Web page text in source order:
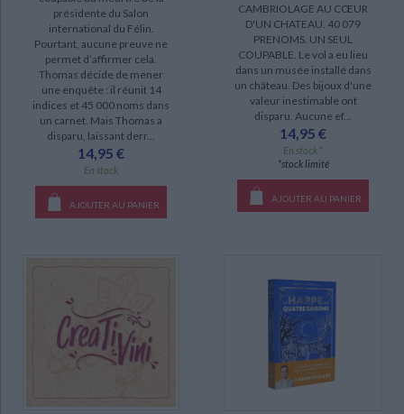
logiciel-educatif (9)
papeterie (4)
jeu (3)
SÉRIE
Dungeon crawl classics (16)
Perfectionnez votre jeu de la carte pas à pas (7)
La meilleure façon d'apprendre les échecs (5)
Poker techno quiz (4)
A la découverte du jeu d'échecs (3)
présidente du Salon
international du Félin.
Pourtant, aucune preuve ne
permet d’affirmer cela.
Thomas décide de mener
une enquête : il réunit 14
indices et 45 000 noms dans
un carnet. Mais Thomas a
disparu, laissant derr...
14,95 €
En stock
AJOUTER AU PANIER
CAMBRIOLAGE AU CŒUR
D'UN CHATEAU. 40 079
PRENOMS. UN SEUL
COUPABLE. Le vol a eu lieu
dans un musée installé dans
un château. Des bijoux d'une
valeur inestimable ont
disparu. Aucune ef...
14,95 €
En stock *
*stock limité
AJOUTER AU PANIER